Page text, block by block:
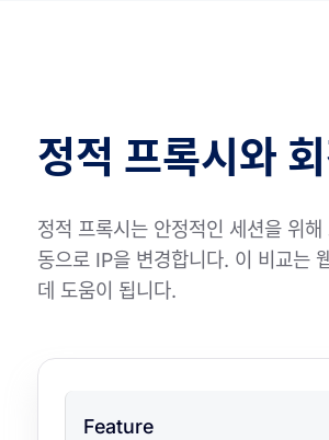
정적 프록시와
정적 프록시는 안정적인 세션을 위
동으로 IP을 변경합니다. 이 비교는
데 도움이 됩니다.
Feature